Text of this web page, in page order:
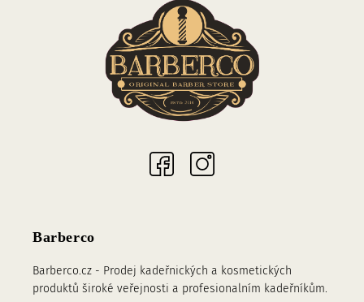
Barberco
Barberco.cz - Prodej kadeřnických a kosmetických
produktů široké veřejnosti a profesionalním kadeřníkům.